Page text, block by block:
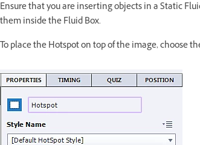
Ensure that you are inserting objects in a Static
them inside the Fluid Box.
To place the Hotspot on top of the image, choose